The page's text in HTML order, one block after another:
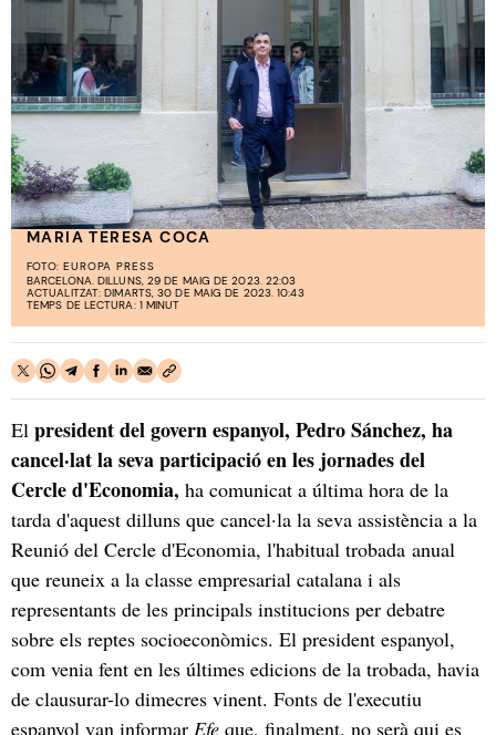
MARIA TERESA COCA
FOTO: EUROPA PRESS
BARCELONA. DILLUNS, 29 DE MAIG DE 2023. 22:03
ACTUALITZAT: DIMARTS, 30 DE MAIG DE 2023. 10:43
TEMPS DE LECTURA: 1 MINUT
El president del govern espanyol, Pedro Sánchez, ha
cancel·lat la seva participació en les jornades del
Cercle d'Economia, ha comunicat a última hora de la
tarda d'aquest dilluns que cancel·la la seva assistència a la
Reunió del Cercle d'Economia, l'habitual trobada anual
que reuneix a la classe empresarial catalana i als
representants de les principals institucions per debatre
sobre els reptes socioeconòmics. El president espanyol,
com venia fent en les últimes edicions de la trobada, havia
de clausurar-lo dimecres vinent. Fonts de l'executiu
espanyol van informar Efe que, finalment, no serà qui es